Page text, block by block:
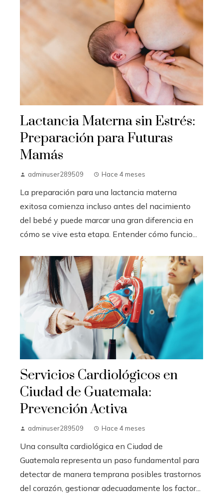
Lactancia Materna sin Estrés:
Preparación para Futuras
Mamás
adminuser289509 Hace 4 meses
La preparación para una lactancia materna
exitosa comienza incluso antes del nacimiento
del bebé y puede marcar una gran diferencia en
cómo se vive esta etapa. Entender cómo funcio...
Servicios Cardiológicos en
Ciudad de Guatemala:
Prevención Activa
adminuser289509 Hace 4 meses
Una consulta cardiológica en Ciudad de
Guatemala representa un paso fundamental para
detectar de manera temprana posibles trastornos
del corazón, gestionar adecuadamente los factor...